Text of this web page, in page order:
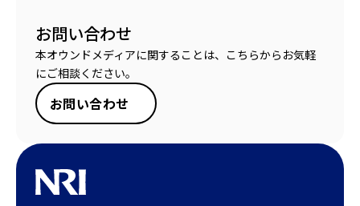
お問い合わせ
本オウンドメディアに関することは、こちらからお気軽
にご相談ください。
お問い合わせ